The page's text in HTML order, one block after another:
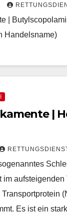
|
Handelsname)
|
im aufsteigenden
Es ist ein